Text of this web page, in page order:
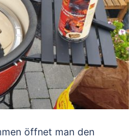
öffnet man den